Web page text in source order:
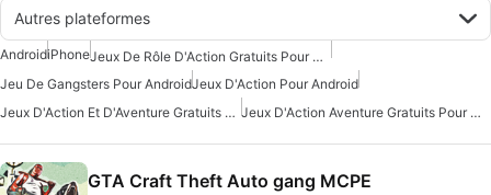
Autres plateformes
AndroidiPhone
Jeux De Rôle D'Action Gratuits Pour Android
Jeu De Gangsters Pour AndroidJeux D'Action Pour Android
Jeux D'Action Et D'Aventure Gratuits Pour Android
Jeux D'Action Aventure Gratuits Pour Android
GTA Craft Theft Auto gang MCPE